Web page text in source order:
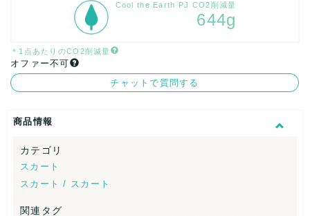
Cool the Earth PJ CO2削減量
644g
＊1点あたりのCO2削減量
オファー不可
チャットで質問する
商品情報
カテゴリ
スカート
スカート / スカート
関連タグ